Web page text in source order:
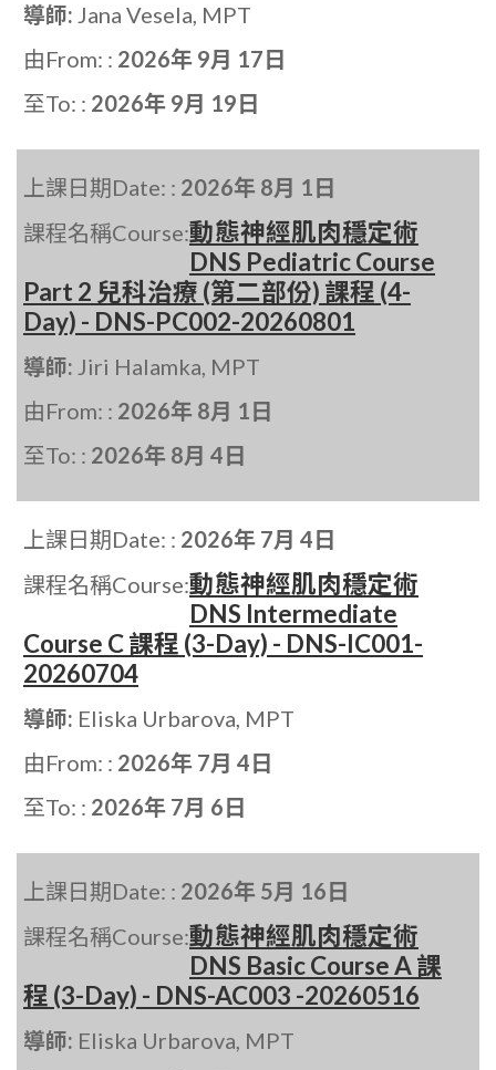
導師: Jana Vesela, MPT
由From: : 2026年 9月 17日
至To: : 2026年 9月 19日
上課日期Date: : 2026年 8月 1日
課程名稱Course:動態神經肌肉穩定術
DNS Pediatric Course
Part 2 兒科治療 (第二部份) 課程 (4-
Day) - DNS-PC002-20260801
導師: Jiri Halamka, MPT
由From: : 2026年 8月 1日
至To: : 2026年 8月 4日
上課日期Date: : 2026年 7月 4日
課程名稱Course:動態神經肌肉穩定術
DNS Intermediate
Course C 課程 (3-Day) - DNS-IC001-
20260704
導師: Eliska Urbarova, MPT
由From: : 2026年 7月 4日
至To: : 2026年 7月 6日
上課日期Date: : 2026年 5月 16日
課程名稱Course:動態神經肌肉穩定術
DNS Basic Course A 課
程 (3-Day) - DNS-AC003 -20260516
導師: Eliska Urbarova, MPT